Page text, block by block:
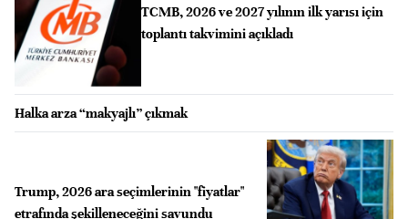
TCMB, 2026 ve 2027 yılının ilk yarısı için
toplantı takvimini açıkladı
Halka arza “makyajlı” çıkmak
Trump, 2026 ara seçimlerinin "fiyatlar"
etrafında şekilleneceğini savundu